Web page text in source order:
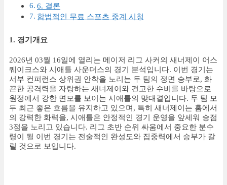
6. 결론
합법적인 무료 스포츠 중계 시청
1. 경기개요
2026년 03월 16일에 열리는 메이저 리그 사커의 새너제이 어스
퀘이크스와 시애틀 사운더스의 경기 분석입니다. 이번 경기는
서부 컨퍼런스 상위권 안착을 노리는 두 팀의 정면 승부로, 화
끈한 공격력을 자랑하는 새너제이와 견고한 수비를 바탕으로
원정에서 강한 면모를 보이는 시애틀의 맞대결입니다. 두 팀 모
두 최근 좋은 흐름을 유지하고 있으며, 특히 새너제이는 홈에서
의 강력한 화력을, 시애틀은 안정적인 경기 운영을 앞세워 승점
3점을 노리고 있습니다. 리그 초반 순위 싸움에서 중요한 분수
령이 될 이번 경기는 전술적인 완성도와 집중력에서 승부가 갈
릴 것으로 보입니다.